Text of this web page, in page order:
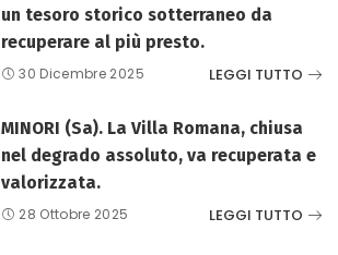
un tesoro storico sotterraneo da
recuperare al più presto.
30 Dicembre 2025 LEGGI TUTTO
MINORI (Sa). La Villa Romana, chiusa
nel degrado assoluto, va recuperata e
valorizzata.
28 Ottobre 2025 LEGGI TUTTO